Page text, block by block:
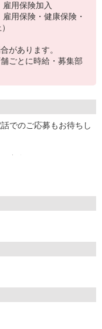
用保険加入
用保険・健康保険・
があります。
ごとに時給・募集部
でのご応募もお待ちし
信されます。
ご了承ください。